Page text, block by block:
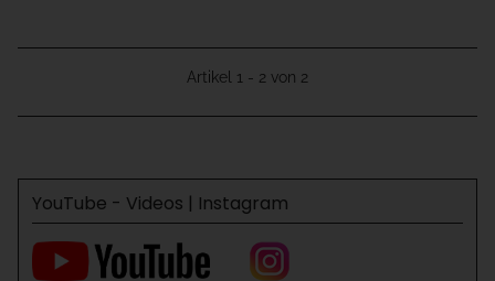
Artikel 1 - 2 von 2
YouTube - Videos | Instagram